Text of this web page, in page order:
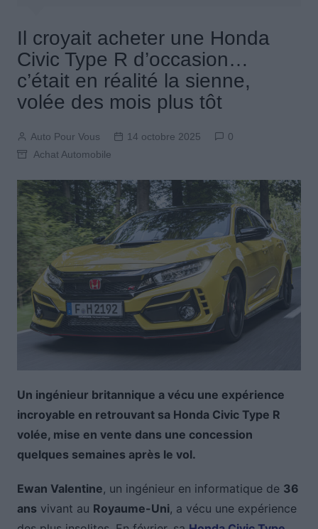
Il croyait acheter une Honda
Civic Type R d’occasion…
c’était en réalité la sienne,
volée des mois plus tôt
Auto Pour Vous 14 octobre 2025
0
Achat Automobile
Un ingénieur britannique a vécu une expérience
incroyable en retrouvant sa Honda Civic Type R
volée, mise en vente dans une concession
quelques semaines après le vol.
Ewan Valentine, un ingénieur en informatique de 36
ans vivant au Royaume-Uni, a vécu une expérience